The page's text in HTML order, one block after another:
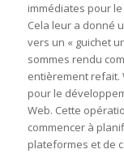
immédiates pour
Cela leur a donné
vers un « guichet
sommes rendu
entièrement refait.
pour le
Web. Cette
commencer à
plateformes et de